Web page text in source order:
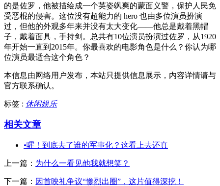
的是佐罗，他被描绘成一个英姿飒爽的蒙面义警，保护人民免
受恶棍的侵害。这位没有超能力的 hero 也由多位演员扮演
过，但他的外观多年来并没有太大变化——他总是戴着黑帽
子，戴着面具，手持剑。总共有10位演员扮演过佐罗，从1920
年开始一直到2015年。你最喜欢的电影角色是什么？你认为哪
位演员最适合这个角色？
本信息由网络用户发布， 本站只提供信息展示，内容详情请与
官方联系确认。
标签 : 休闲娱乐
相关文章
•嚯！到底去了谁的军事化？这看上去还真
上一篇： 为什么一看见他我就想笑？
下一篇： 因首映礼争议“惨烈出圈”，这片值得深挖！